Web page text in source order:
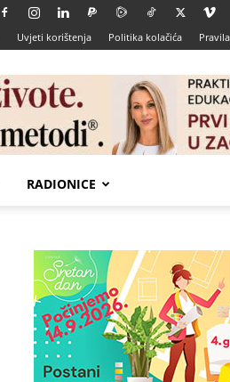
Uvjeti korištenja Politika kolačića
RADIONICE